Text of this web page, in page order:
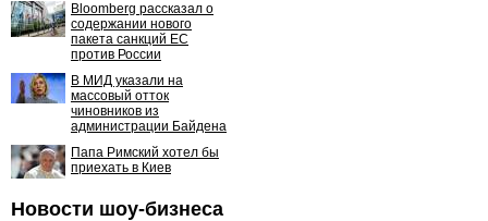
Bloomberg рассказал о
содержании нового
пакета санкций ЕС
против России
В МИД указали на
массовый отток
чиновников из
администрации Байдена
Папа Римский хотел бы
приехать в Киев
Новости шоу-бизнеса